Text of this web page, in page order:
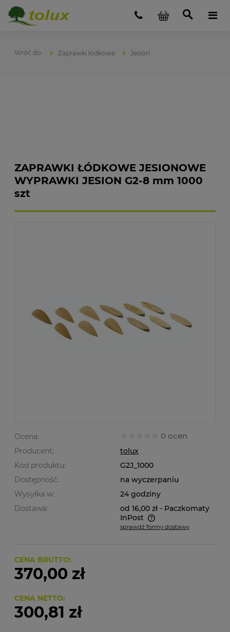
Zaprawki łódkowe Jesion
ZAPRAWKI ŁÓDKOWE JESIONOWE
WYPRAWKI JESION G2-8 mm 1000
szt
Ocena: 0 ocen
Producent:
tolux
Kod produktu:
G2J_1000
Dostępność:
na wyczerpaniu
Wysyłka w:
24 godziny
Dostawa:
od 16,00 zł - Paczkomaty
InPost
Cena nie zawiera ewentualnych kosztów płatności
sprawdź formy dostawy
CENA BRUTTO:
370,00 zł
CENA NETTO:
300,81 zł